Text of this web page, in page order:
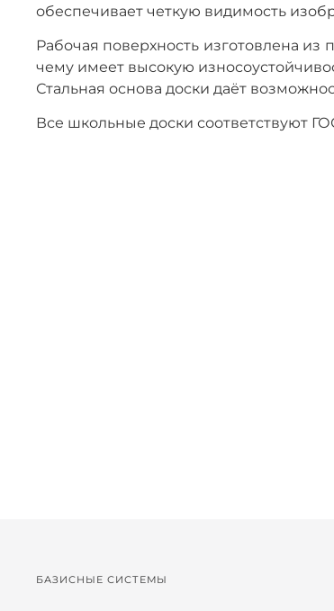
обеспечивает четкую видимость
Рабочая поверхность изготовлена
чему имеет высокую
Стальная основа доски даёт
Все школьные доски соответствуют
БАЗИСНЫЕ СИСТЕМЫ